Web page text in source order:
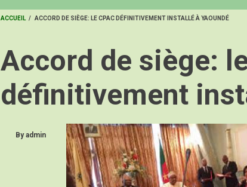
D'ARIANE
ACCUEIL / ACCORD DE SIÈGE: LE CPAC DÉFINITIVEMENT INSTALLÉ À YAOUNDÉ
Accord de siège:
définitivement
Byadmin